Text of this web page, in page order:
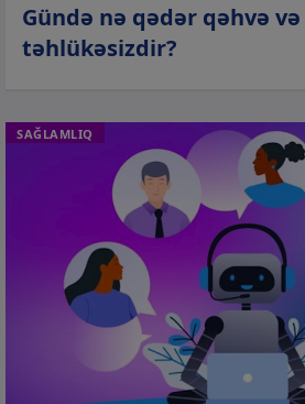
Gündə nə qədər qəhvə
təhlükəsizdir?
SAĞLAMLIQ